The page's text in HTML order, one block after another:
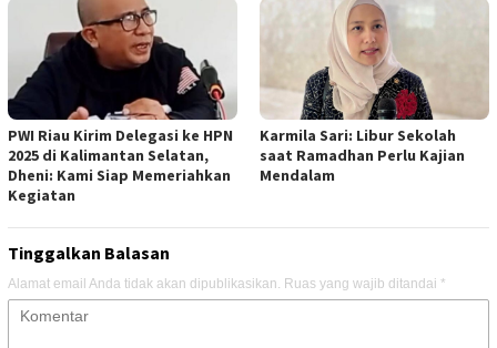
PWI Riau Kirim Delegasi ke HPN
2025 di Kalimantan Selatan,
Dheni: Kami Siap Memeriahkan
Kegiatan
Karmila Sari: Libur Sekolah
saat Ramadhan Perlu Kajian
Mendalam
Tinggalkan Balasan
Alamat email Anda tidak akan dipublikasikan. Ruas yang wajib ditandai *